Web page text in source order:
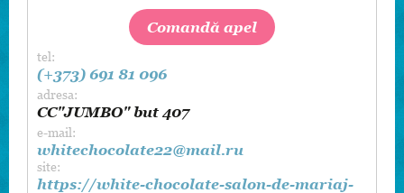
Comandă apel
tel:
(+373) 691 81 096
adresa:
CC"JUMBO" but 407
e-mail:
whitechocolate22@mail.ru
site:
https://white-chocolate-salon-de-mariaj-